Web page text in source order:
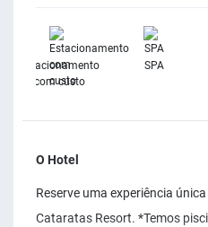
Estacionamento
com custo
SPA
O Hotel
Reserve uma experiência
Cataratas Resort. *Temos